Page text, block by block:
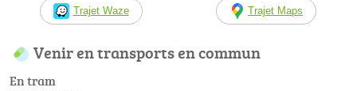
Trajet Waze Trajet Maps
Venir en transports en commun
En tram